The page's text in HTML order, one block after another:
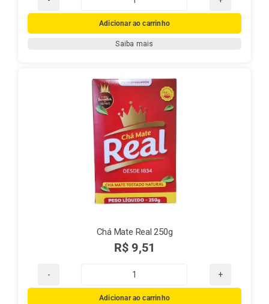
Chá
Mate
Real
e
quantidade
Adicionar ao carrinho
Saiba mais
Chá Mate Real 250g
R$ 9,51
Chá
Mate
Adicionar ao carrinho